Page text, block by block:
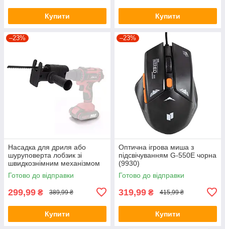
Купити Купити
–23%
Насадка для дриля або
шуруповерта лобзик зі
швидкознімним механізмом
SAW KT-107
Готово до відправки
299,99 ₴ 389,99 ₴
Купити
–23%
Оптична ігрова миша з
підсвічуванням G-550E чорна
(9930)
Готово до відправки
319,99 ₴ 415,99 ₴
Купити